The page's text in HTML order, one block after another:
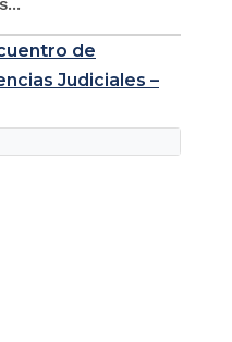
de
Judiciales –